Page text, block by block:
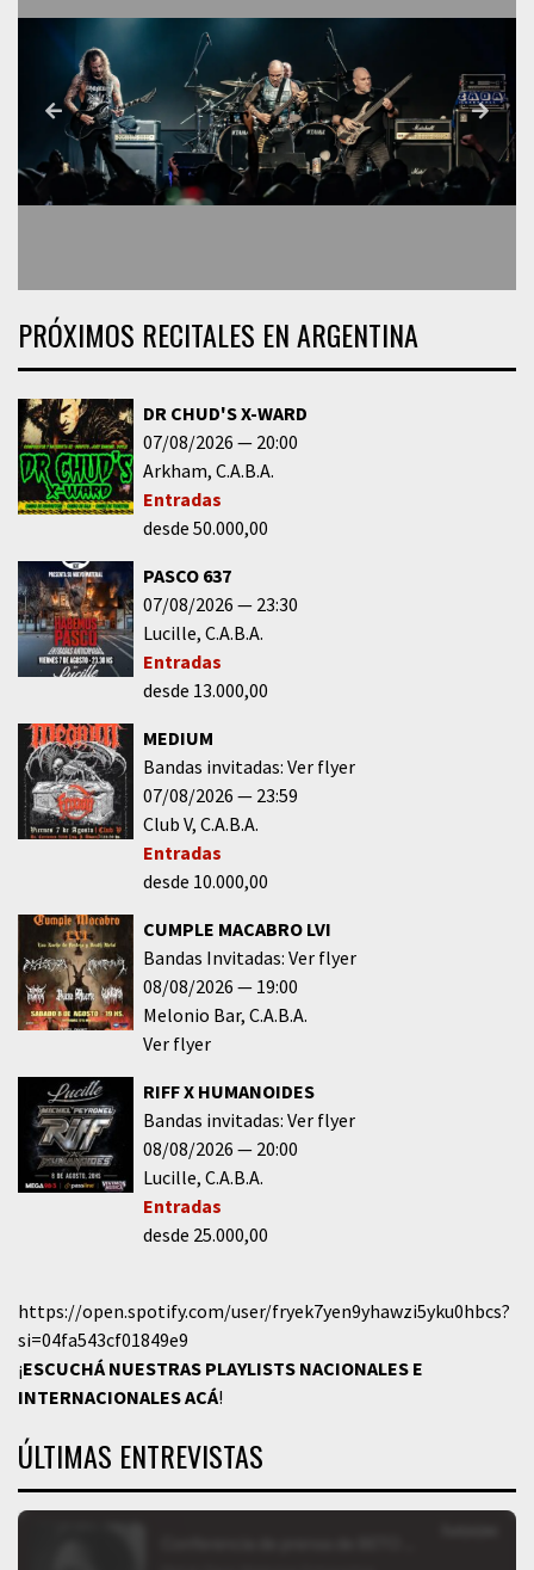
PRÓXIMOS RECITALES EN ARGENTINA
DR CHUD'S X-WARD
07/08/2026
20:00
Arkham C.A.B.A.
Entradas
desde 50.000,00
PASCO 637
07/08/2026
23:30
Lucille C.A.B.A.
Entradas
desde 13.000,00
MEDIUM
Bandas invitadas: Ver flyer
07/08/2026
23:59
Club V C.A.B.A.
Entradas
desde 10.000,00
CUMPLE MACABRO LVI
Bandas Invitadas: Ver flyer
08/08/2026
19:00
Melonio Bar C.A.B.A.
Ver flyer
RIFF X HUMANOIDES
Bandas invitadas: Ver flyer
08/08/2026
20:00
Lucille C.A.B.A.
Entradas
desde 25.000,00
https://open.spotify.com/user/fryek7yen9yhawzi5yku0hbcs?
si=04fa543cf01849e9
¡ESCUCHÁ NUESTRAS PLAYLISTS NACIONALES E
INTERNACIONALESACÁ!
ÚLTIMAS ENTREVISTAS